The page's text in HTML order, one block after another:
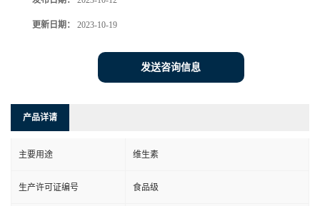
更新日期： 2023-10-19
发送咨询信息
产品详请
主要用途 维生素
生产许可证编号 食品级